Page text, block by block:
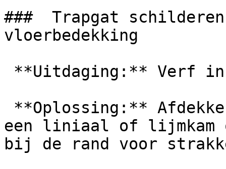
###  Trapgat
vloerbedekking
een liniaal of lijmkam
bij de rand voor